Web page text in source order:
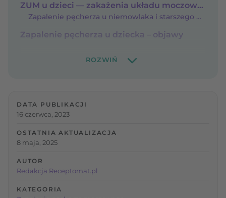
ZUM u dzieci — zakażenia układu moczowego
Zapalenie pęcherza u niemowlaka i starszego dziecka
Zapalenie pęcherza u dziecka – objawy
DATA PUBLIKACJI
16 czerwca, 2023
OSTATNIA AKTUALIZACJA
8 maja, 2025
AUTOR
Redakcja Receptomat.pl
KATEGORIA